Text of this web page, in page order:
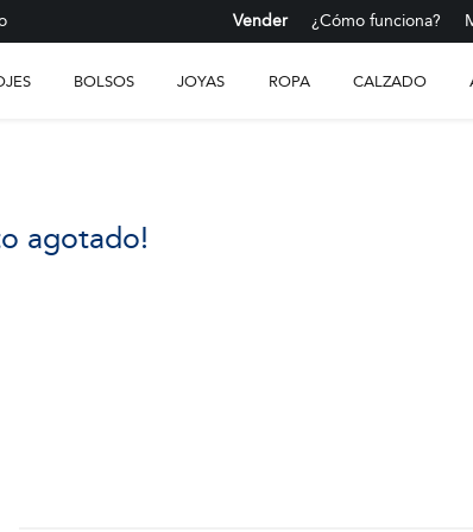
Vender ¿Cómo funciona?
BOLSOS JOYAS ROPA CALZADO
agotado!